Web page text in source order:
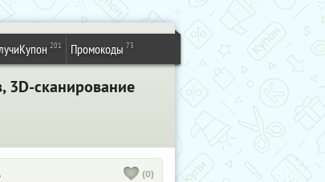
201 Промокоды 73
3D-сканирование
(0)